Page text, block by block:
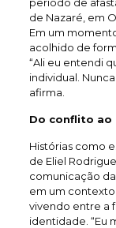
de Nazaré, em
Em um
acolhido de
“Ali eu entendi
individual.
afirma.
Do conflito ao
Histórias como
de Eliel
comunicação
em um contexto
vivendo entre a
identidade. “Eu